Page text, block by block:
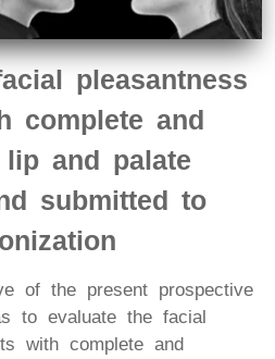
pleasantness
complete and
and palate
submitted to
of the present prospective
to evaluate the facial
with complete and